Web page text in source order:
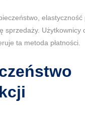
, elastyczność
sprzedaży. Użytkownicy
ta metoda płatności.